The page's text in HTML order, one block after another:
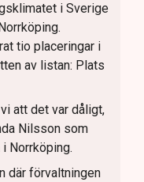
i Sverige
tio placeringar i
av listan: Plats
att det var dåligt,
Nilsson som
Norrköping.
där förvaltningen